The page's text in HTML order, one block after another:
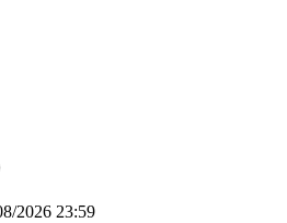
2026 23:59